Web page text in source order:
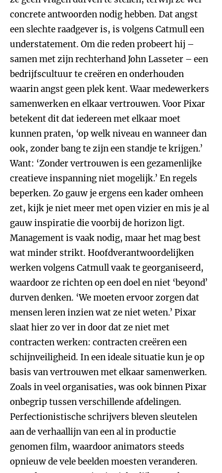
concrete antwoorden nodig hebben. Dat angst
een slechte raadgever is, is volgens Catmull een
understatement. Om die reden probeert hij –
samen met zijn rechterhand John Lasseter – een
bedrijfscultuur te creëren en onderhouden
waarin angst geen plek kent. Waar medewerkers
samenwerken en elkaar vertrouwen. Voor Pixar
betekent dit dat iedereen met elkaar moet
kunnen praten, ‘op welk niveau en wanneer dan
ook, zonder bang te zijn een standje te krijgen.’
Want: ‘Zonder vertrouwen is een gezamenlijke
creatieve inspanning niet mogelijk.’ En regels
beperken. Zo gauw je ergens een kader omheen
zet, kijk je niet meer met open vizier en mis je al
gauw inspiratie die voorbij de horizon ligt.
Management is vaak nodig, maar het mag best
wat minder strikt. Hoofdverantwoordelijken
werken volgens Catmull vaak te georganiseerd,
waardoor ze richten op een doel en niet ‘beyond’
durven denken. ‘We moeten ervoor zorgen dat
mensen leren inzien wat ze niet weten.’ Pixar
slaat hier zo ver in door dat ze niet met
contracten werken: contracten creëren een
schijnveiligheid. In een ideale situatie kun je op
basis van vertrouwen met elkaar samenwerken.
Zoals in veel organisaties, was ook binnen Pixar
onbegrip tussen verschillende afdelingen.
Perfectionistische schrijvers bleven sleutelen
aan de verhaallijn van een al in productie
genomen film, waardoor animators steeds
opnieuw de vele beelden moesten veranderen.